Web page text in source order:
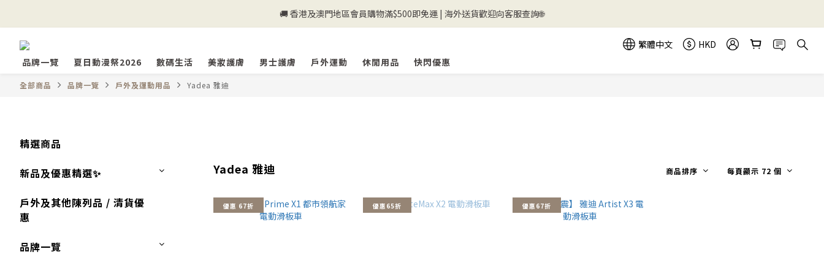
💰新登記會員即送50購物金💰
🚚 香港及澳門地區會員購物滿$500即免運 | 海外送貨歡迎向客服查詢🌐
繁體中文
HKD
品牌一覽
夏日動漫祭2026 數碼生活 美妝護膚 男士護膚 戶外運動 休閒用品 快閃優惠
全部商品 品牌一覽 戶外及運動用品 Yadea 雅迪
精選商品
新品及優惠精選✨
戶外及其他陳列品 / 清貨優
惠
品牌一覽
Yadea 雅迪 商品排序 每頁顯示 72 個
優惠 67折 優惠65折 優惠67折